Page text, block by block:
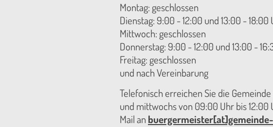
Montag: geschlossen
Dienstag: 9:00 - 12:00 und 13:00 - 18:00
Mittwoch: geschlossen
Donnerstag: 9:00 - 12:00 und 13:00 -
Freitag: geschlossen
und nach Vereinbarung
Telefonisch erreichen Sie die
und mittwochs von 09:00 Uhr bis 12:00
Mail an